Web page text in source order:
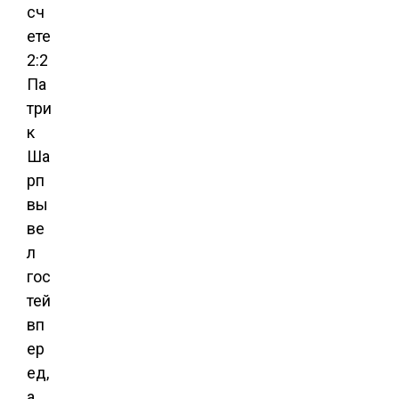
сч
ете
2:2
Па
три
к
Ша
рп
вы
ве
л
гос
тей
вп
ер
ед,